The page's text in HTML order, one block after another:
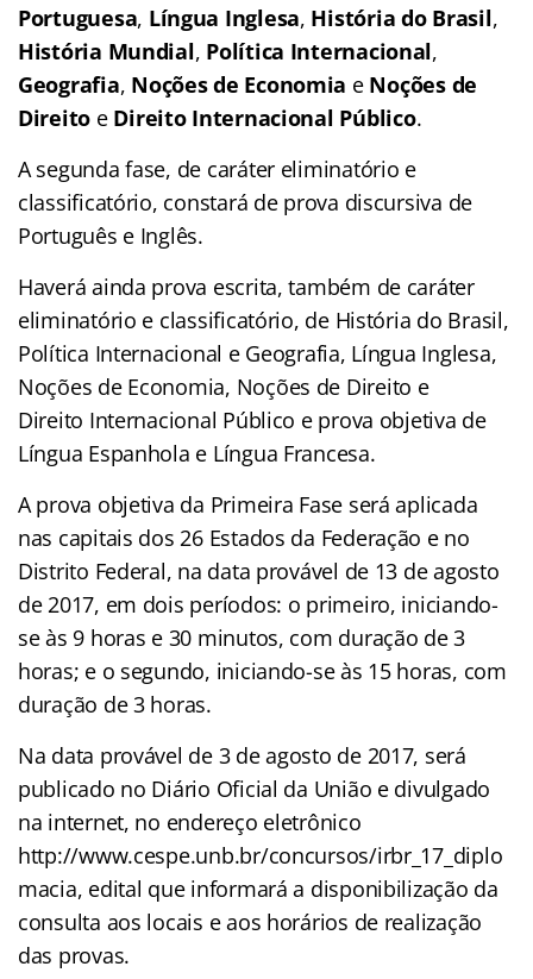
Portuguesa, Língua Inglesa, História do Brasil,
História Mundial, Política Internacional,
Geografia, Noções de Economia e Noções de
Direito e Direito Internacional Público.
A segunda fase, de caráter eliminatório e
classificatório, constará de prova discursiva de
Português e Inglês.
Haverá ainda prova escrita, também de caráter
eliminatório e classificatório, de História do Brasil,
Política Internacional e Geografia, Língua Inglesa,
Noções de Economia, Noções de Direito e
Direito Internacional Público e prova objetiva de
Língua Espanhola e Língua Francesa.
A prova objetiva da Primeira Fase será aplicada
nas capitais dos 26 Estados da Federação e no
Distrito Federal, na data provável de 13 de agosto
de 2017, em dois períodos: o primeiro, iniciando-
se às 9 horas e 30 minutos, com duração de 3
horas; e o segundo, iniciando-se às 15 horas, com
duração de 3 horas.
Na data provável de 3 de agosto de 2017, será
publicado no Diário Oficial da União e divulgado
na internet, no endereço eletrônico
http://www.cespe.unb.br/concursos/irbr_17_diplo
macia, edital que informará a disponibilização da
consulta aos locais e aos horários de realização
das provas.